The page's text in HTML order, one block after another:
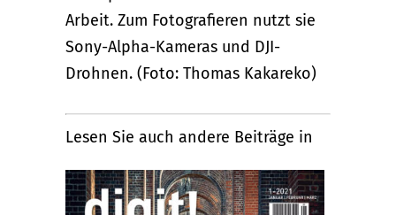
Arbeit. Zum Fotografieren nutzt sie
Sony-Alpha-Kameras und DJI-
Drohnen. (Foto: Thomas Kakareko)
Lesen Sie auch andere Beiträge in